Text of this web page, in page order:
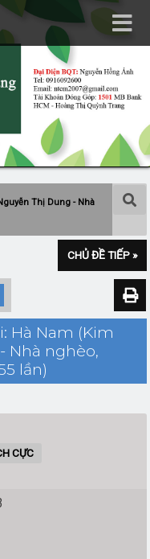
Thị Dung - Nhà
CHỦ ĐỀ TIẾP »
Hà Nam (Kim
Nhà nghèo,
lần)
CỰC